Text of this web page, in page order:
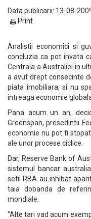
Data publicarii: 13-08-
Print
Analistii economici si
concluzia ca pot invata
Centrala a Australiei in
a avut drept consecinte
piata imobiliara, si nu
intreaga economie
Pana acum un an,
Greenspan, presedintii
economie nu pot fi
ale unor procese ciclice.
Dar, Reserve Bank of
sistemul bancar
sefii RBA au inhibat
taia dobanda de
mondiale.
"Alte tari vad acum